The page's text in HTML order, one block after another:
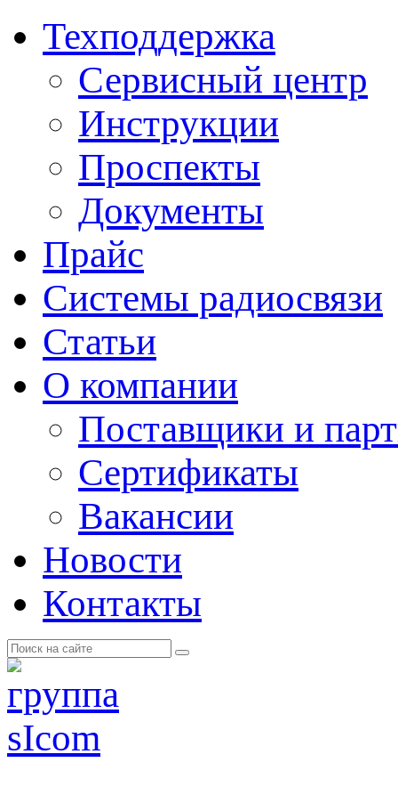
Техподдержка
Сервисный центр
Инструкции
Проспекты
Документы
Прайс
Системы радиосвязи
Статьи
О компании
Поставщики и
Cертификаты
Вакансии
Новости
Контакты